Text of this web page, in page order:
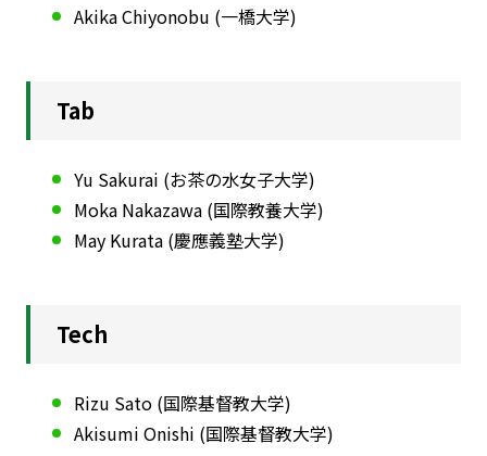
ディベート資料室
レクチャー資料、過去大会音源・動画などを掲載して
おります。
Akika Chiyonobu (一橋大学)
Tab
Yu Sakurai (お茶の水女子大学)
Moka Nakazawa (国際教養大学)
May Kurata (慶應義塾大学)
Tech
Rizu Sato (国際基督教大学)
Akisumi Onishi (国際基督教大学)